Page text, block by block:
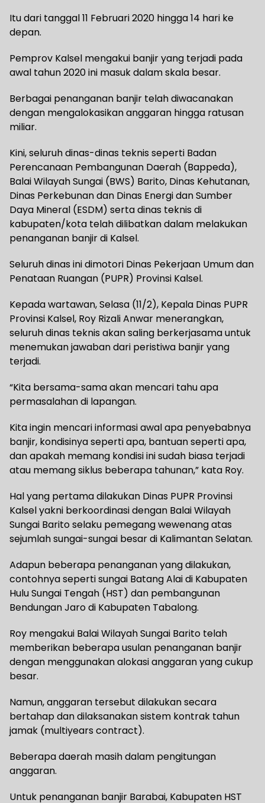
Itu dari tanggal 11 Februari 2020 hingga 14 hari ke
depan.
Pemprov Kalsel mengakui banjir yang terjadi pada
awal tahun 2020 ini masuk dalam skala besar.
Berbagai penanganan banjir telah diwacanakan
dengan mengalokasikan anggaran hingga ratusan
miliar.
Kini, seluruh dinas-dinas teknis seperti Badan
Perencanaan Pembangunan Daerah (Bappeda),
Balai Wilayah Sungai (BWS) Barito, Dinas Kehutanan,
Dinas Perkebunan dan Dinas Energi dan Sumber
Daya Mineral (ESDM) serta dinas teknis di
kabupaten/kota telah dilibatkan dalam melakukan
penanganan banjir di Kalsel.
Seluruh dinas ini dimotori Dinas Pekerjaan Umum dan
Penataan Ruangan (PUPR) Provinsi Kalsel.
Kepada wartawan, Selasa (11/2), Kepala Dinas PUPR
Provinsi Kalsel, Roy Rizali Anwar menerangkan,
seluruh dinas teknis akan saling berkerjasama untuk
menemukan jawaban dari peristiwa banjir yang
terjadi.
“Kita bersama-sama akan mencari tahu apa
permasalahan di lapangan.
Kita ingin mencari informasi awal apa penyebabnya
banjir, kondisinya seperti apa, bantuan seperti apa,
dan apakah memang kondisi ini sudah biasa terjadi
atau memang siklus beberapa tahunan,” kata Roy.
Hal yang pertama dilakukan Dinas PUPR Provinsi
Kalsel yakni berkoordinasi dengan Balai Wilayah
Sungai Barito selaku pemegang wewenang atas
sejumlah sungai-sungai besar di Kalimantan Selatan.
Adapun beberapa penanganan yang dilakukan,
contohnya seperti sungai Batang Alai di Kabupaten
Hulu Sungai Tengah (HST) dan pembangunan
Bendungan Jaro di Kabupaten Tabalong.
Roy mengakui Balai Wilayah Sungai Barito telah
memberikan beberapa usulan penanganan banjir
dengan menggunakan alokasi anggaran yang cukup
besar.
Namun, anggaran tersebut dilakukan secara
bertahap dan dilaksanakan sistem kontrak tahun
jamak (multiyears contract).
Beberapa daerah masih dalam pengitungan
anggaran.
Untuk penanganan banjir Barabai, Kabupaten HST